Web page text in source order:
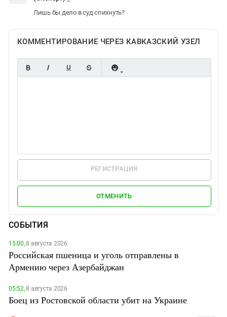
Лишь бы дело в суд спихнуть?
КОММЕНТИРОВАНИЕ ЧЕРЕЗ КАВКАЗСКИЙ УЗЕЛ
РЕГИСТРАЦИЯ
ОТМЕНИТЬ
СОБЫТИЯ
15:00,8 августа 2026
Российская пшеница и уголь отправлены в
Армению через Азербайджан
05:52,8 августа 2026
Боец из Ростовской области убит на Украине